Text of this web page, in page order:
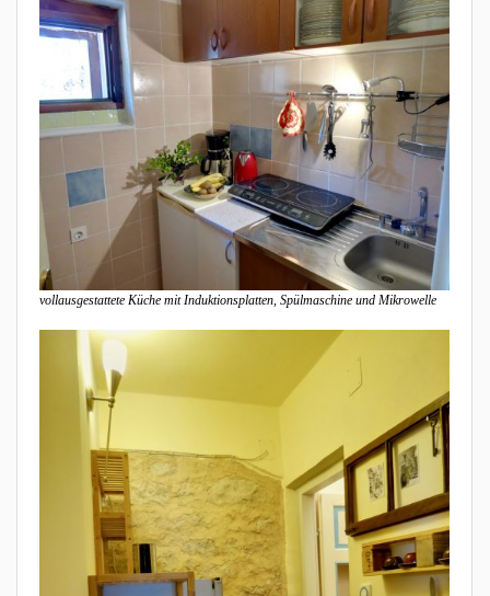
vollausgestattete Küche mit Induktionsplatten, Spülmaschine und Mikrowelle